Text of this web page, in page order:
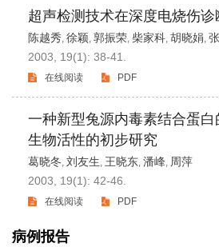
超声检测技术在深度电烧伤诊
陈越秀, 徐颖, 郭振荣, 柴家科, 胡晓娟,
2003, 19(1): 38-41.
在线阅读 PDF
一种新型兔源内毒素结合蛋
生物活性的初步研究
葛晓冬, 刘友生, 王晓东, 潘峰, 周萍
2003, 19(1): 42-46.
在线阅读 PDF
病例报告